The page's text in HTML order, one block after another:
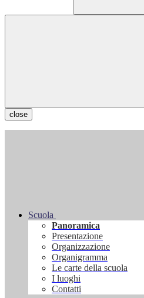
close
Scuola
Panoramica
Presentazione
Organizzazione
Organigramma
Le carte della scuola
I luoghi
Contatti